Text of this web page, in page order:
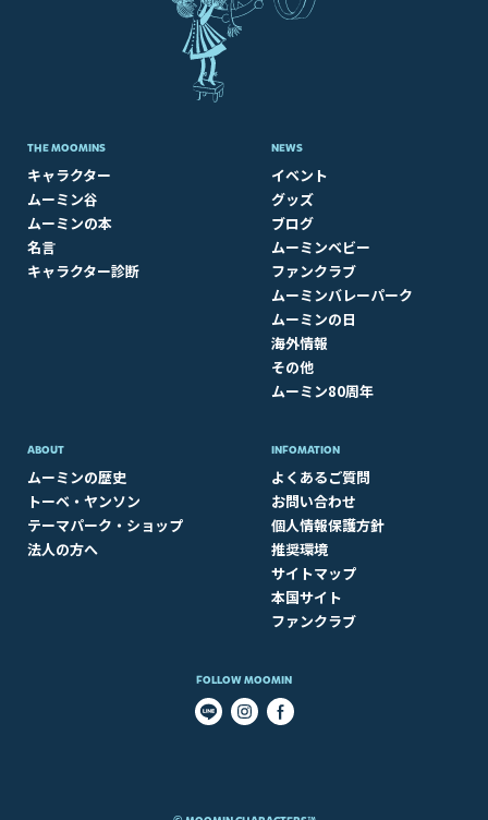
THE MOOMINS
キャラクター
ムーミン谷
ムーミンの本
名言
キャラクター診断
NEWS
イベント
グッズ
ブログ
ムーミンベビー
ファンクラブ
ムーミンバレーパーク
ムーミンの日
海外情報
その他
ムーミン80周年
ABOUT​
ムーミンの歴史
トーベ・ヤンソン
テーマパーク・ショップ
法人の方へ
INFOMATION
よくあるご質問
お問い合わせ
個人情報保護方針
推奨環境
サイトマップ
本国サイト
ファンクラブ
FOLLOW MOOMIN